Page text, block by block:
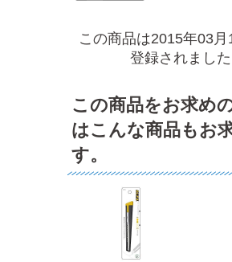
この商品は2015年03月
登録されました
この商品をお求め
はこんな商品もお
す。